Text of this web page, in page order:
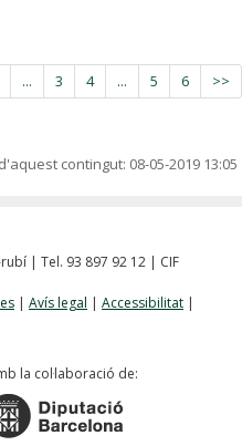
... 3 4 ... 5 6 >>
contingut: 08-05-2019 13:05
| Tel. 93 897 92 12 | CIF
| Avís legal | Accessibilitat |
la col·laboració de: